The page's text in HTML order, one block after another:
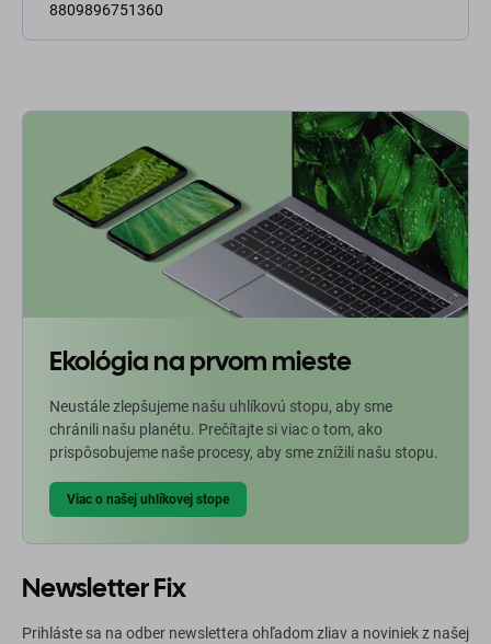
8809896751360
Ekológia na prvom mieste
Neustále zlepšujeme našu uhlíkovú stopu, aby sme
chránili našu planétu. Prečítajte si viac o tom, ako
prispôsobujeme naše procesy, aby sme znížili našu stopu.
Viac o našej uhlíkovej stope
Newsletter Fix
Prihláste sa na odber newslettera ohľadom zliav a noviniek z našej